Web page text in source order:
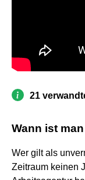
21
Wann ist
Wer gilt als
Zeitraum keinen